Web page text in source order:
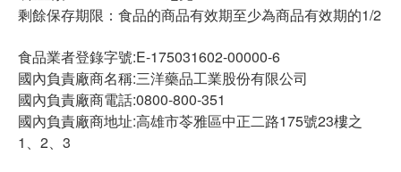
剩餘保存期限：食品的商品有效期至少為商品有效期的1/2
食品業者登錄字號:E-175031602-00000-6
國內負責廠商名稱:三洋藥品工業股份有限公司
國內負責廠商電話:0800-800-351
國內負責廠商地址:高雄市苓雅區中正二路175號23樓之
1、2、3